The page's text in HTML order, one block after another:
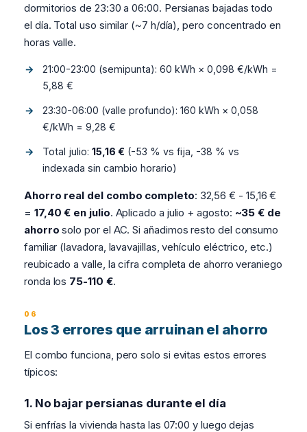
dormitorios de 23:30 a 06:00. Persianas bajadas todo
el día. Total uso similar (~7 h/día), pero concentrado en
horas valle.
21:00-23:00 (semipunta): 60 kWh × 0,098 €/kWh =
5,88 €
23:30-06:00 (valle profundo): 160 kWh × 0,058
€/kWh = 9,28 €
Total julio: 15,16 € (-53 % vs fija, -38 % vs
indexada sin cambio horario)
Ahorro real del combo completo: 32,56 € - 15,16 €
= 17,40 € en julio. Aplicado a julio + agosto: ~35 € de
ahorro solo por el AC. Si añadimos resto del consumo
familiar (lavadora, lavavajillas, vehículo eléctrico, etc.)
reubicado a valle, la cifra completa de ahorro veraniego
ronda los 75-110 €.
Los 3 errores que arruinan el ahorro
El combo funciona, pero solo si evitas estos errores
típicos:
1. No bajar persianas durante el día
Si enfrías la vivienda hasta las 07:00 y luego dejas